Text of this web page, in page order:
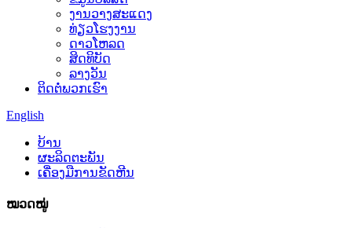
ງານວາງສະແດງ
ທ່ຽວໂຮງງານ
ດາວໂຫລດ
ສິດທິບັດ
ລາງວັນ
ຕິດຕໍ່ພວກເຮົາ
English
ບ້ານ
ຜະລິດຕະພັນ
ເຄື່ອງ​ມື​ການ​ຂັດ​ຫີນ​
ໝວດໝູ່